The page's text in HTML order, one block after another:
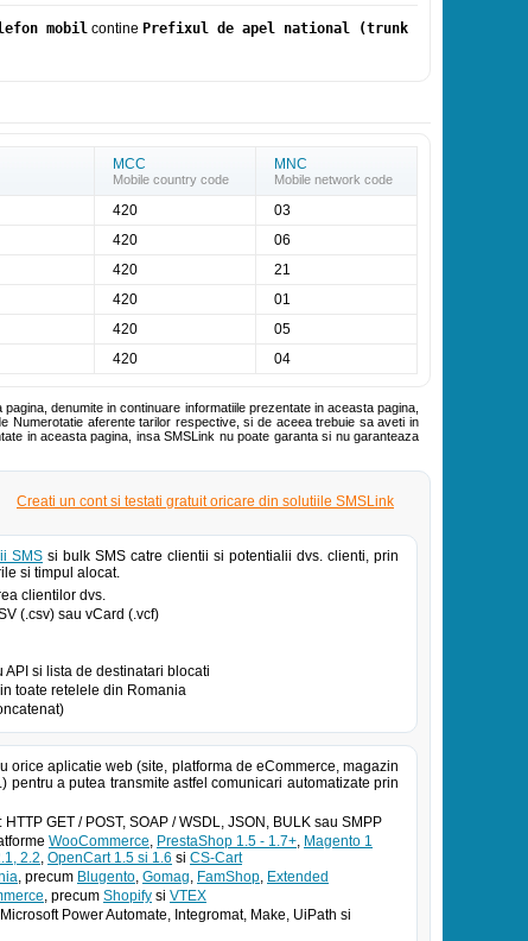
mobil contine Prefixul de apel national (trunk
MCC
Mobile country code
MNC
Mobile network code
420
03
420
06
420
21
420
01
420
05
420 04
denumite in continuare informatiile prezentate in aceasta pagina,
Numerotatie aferente tarilor respective, si de aceea trebuie sa aveti in
in aceasta pagina, insa SMSLink nu poate garanta si nu garanteaza
Creati un cont si testati gratuit oricare din solutiile SMSLink
SMS si bulk SMS catre clientii si potentialii dvs. clienti, prin
si timpul alocat.
clientilor dvs.
(.csv) sau vCard (.vcf)
si lista de destinatari blocati
toate retelele din Romania
orice aplicatie web (site, platforma de eCommerce, magazin
a putea transmite astfel comunicari automatizate prin
GET / POST, SOAP / WSDL, JSON, BULK sau SMPP
WooCommerce, PrestaShop 1.5 - 1.7+, Magento 1
2.2, OpenCart 1.5 si 1.6 si CS-Cart
, precum Blugento, Gomag, FamShop, Extended
, precum Shopify si VTEX
Power Automate, Integromat, Make, UiPath si